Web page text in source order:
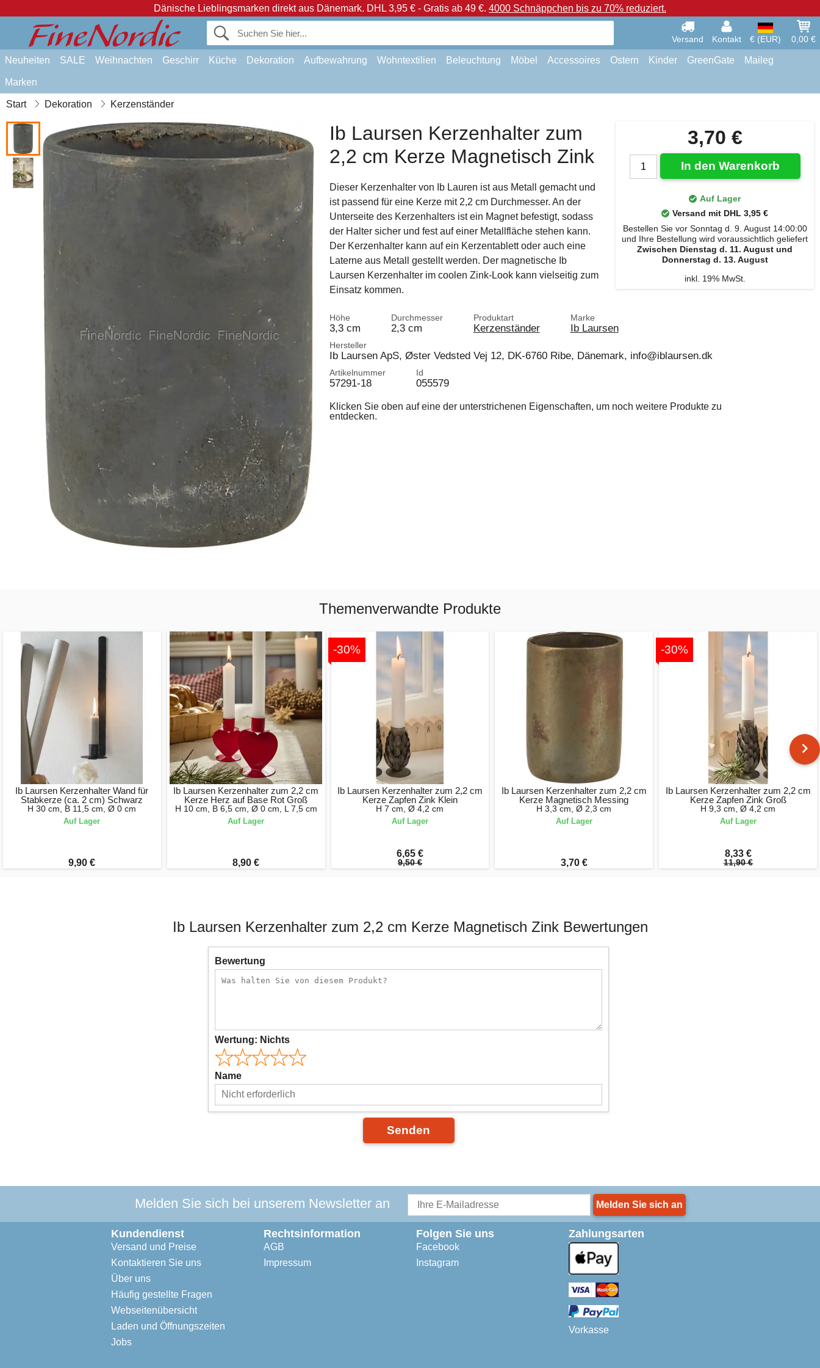
Dänische Lieblingsmarken direkt aus Dänemark. DHL 3,95 € - Gratis ab 49 €. 4000 Schnäppchen bis zu 70% reduziert.
Versand Kontakt € (EUR) 0,00 €
Neuheiten SALE Weihnachten Geschirr Küche Dekoration Aufbewahrung Wohntextilien Beleuchtung Möbel Accessoires Ostern Kinder GreenGate Maileg
Marken
Start Dekoration Kerzenständer
3,70 €
In den Warenkorb
Auf Lager
Versand mit DHL 3,95 €
Bestellen Sie vor Sonntag d. 9. August 14:00:00
und Ihre Bestellung wird voraussichtlich geliefert
Zwischen Dienstag d. 11. August und
Donnerstag d. 13. August
inkl. 19% MwSt.
Ib Laursen Kerzenhalter zum
2,2 cm Kerze Magnetisch Zink
Dieser Kerzenhalter von Ib Lauren ist aus Metall gemacht und
ist passend für eine Kerze mit 2,2 cm Durchmesser. An der
Unterseite des Kerzenhalters ist ein Magnet befestigt, sodass
der Halter sicher und fest auf einer Metallfläche stehen kann.
Der Kerzenhalter kann auf ein Kerzentablett oder auch eine
Laterne aus Metall gestellt werden. Der magnetische Ib
Laursen Kerzenhalter im coolen Zink-Look kann vielseitig zum
Einsatz kommen.
Höhe
3,3 cm
Durchmesser
2,3 cm
Produktart
Kerzenständer
Marke
Ib Laursen
Hersteller
Ib Laursen ApS, Øster Vedsted Vej 12, DK-6760 Ribe, Dänemark, info@iblaursen.dk
Artikelnummer
57291-18
Id
055579
Klicken Sie oben auf eine der unterstrichenen Eigenschaften, um noch weitere Produkte zu
entdecken.
Themenverwandte Produkte
Ib Laursen Kerzenhalter Wand für
Stabkerze (ca. 2 cm) Schwarz
H 30 cm, B 11,5 cm, Ø 0 cm
Auf Lager
9,90 €
Ib Laursen Kerzenhalter zum 2,2 cm
Kerze Herz auf Base Rot Groß
H 10 cm, B 6,5 cm, Ø 0 cm, L 7,5 cm
Auf Lager
8,90 €
-30%
Ib Laursen Kerzenhalter zum 2,2 cm
Kerze Zapfen Zink Klein
H 7 cm, Ø 4,2 cm
Auf Lager
6,65 €
9,50 €
Ib Laursen Kerzenhalter zum 2,2 cm
Kerze Magnetisch Messing
H 3,3 cm, Ø 2,3 cm
Auf Lager
3,70 €
-30%
Ib Laursen Kerzenhalter zum 2,2 cm
Kerze Zapfen Zink Groß
H 9,3 cm, Ø 4,2 cm
Auf Lager
8,33 €
11,90 €
Ib Laursen Kerzenhalter zum 2,2 cm Kerze Magnetisch Zink Bewertungen
Bewertung
Wertung: Nichts
Name
Senden
Melden Sie sich bei unserem Newsletter an Melden Sie sich an
Kundendienst
Versand und Preise
Kontaktieren Sie uns
Über uns
Häufig gestellte Fragen
Webseitenübersicht
Laden und Öffnungszeiten
Jobs
Rechtsinformation
AGB
Impressum
Folgen Sie uns
Facebook
Instagram
Zahlungsarten
Vorkasse